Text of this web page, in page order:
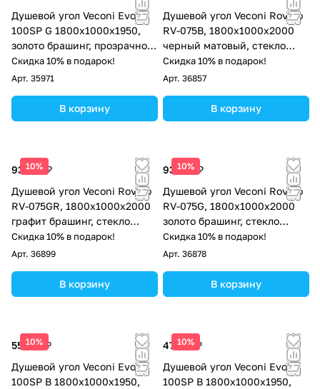
Душевой угол Veconi Evo
100SP G 1800х1000x1950,
золото брашинг, прозрачное
стекло
Скидка 10% в подарок!
Арт. 35971
В корзину
Душевой угол Veconi Rovigo
RV-075B, 1800х1000х2000
черный матовый, стекло
прозрачное
Скидка 10% в подарок!
Арт. 36857
В корзину
10%
93 210 ₽
Душевой угол Veconi Rovigo
RV-075GR, 1800х1000х2000
графит брашинг, стекло
прозрачное
Скидка 10% в подарок!
Арт. 36899
В корзину
10%
93 210 ₽
Душевой угол Veconi Rovigo
RV-075G, 1800х1000х2000
золото брашинг, стекло
прозрачное
Скидка 10% в подарок!
Арт. 36878
В корзину
10%
55 873 ₽
Душевой угол Veconi Evo
100SP B 1800х1000x1950,
10%
47 071 ₽
Душевой угол Veconi Evo
100SP B 1800х1000x1950,